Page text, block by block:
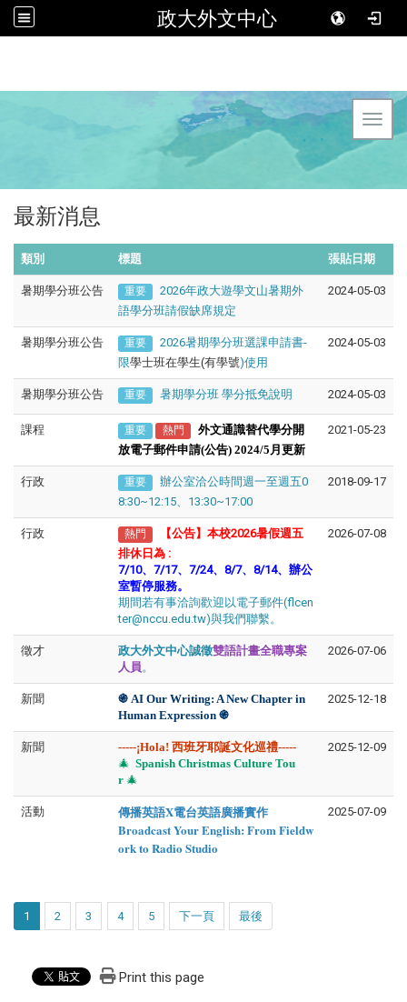
政大外文中心
最新消息
類別 標題 張貼日期
暑期學分班公告 重要
2026年政大遊學文山暑期外
語學分班請假缺席規定
2024-05-03
暑期學分班公告 重要
2026暑期學分班選課申請書-
限學士班在學生(有學號)使用
2024-05-03
暑期學分班公告 重要 暑期學分班 學分抵免說明 2024-05-03
課程 重要 熱門
外文通識替代學分開
放電子郵件申請(公告) 2024/5月更新
2021-05-23
行政 重要
辦公室洽公時間週一至週五0
8:30~12:15、13:30~17:00
2018-09-17
行政 熱門
【公告】本校2026暑假週五
排休日為 :
7/10、7/17、7/24、8/7、8/14、辦公
室暫停服務。
期間若有事洽詢歡迎以電子郵件(flcen
ter@nccu.edu.tw)與我們聯繫。
2026-07-08
徵才 政大外文中心誠徵雙語計畫全職專案
人員。
2026-07-06
新聞 ֍​​​​ AI Our Writing: A New Chapter in
Human Expression ֍
2025-12-18
新聞 -----¡Hola! 西班牙耶誕文化巡禮-----
🎄 Spanish Christmas Culture Tou
r 🎄
2025-12-09
活動
傳播英語X電台英語廣播實作
Broadcast Your English: From Fieldw
ork to Radio Studio
2025-07-09
1 2 3 4 5 下一頁 最後
Print this page